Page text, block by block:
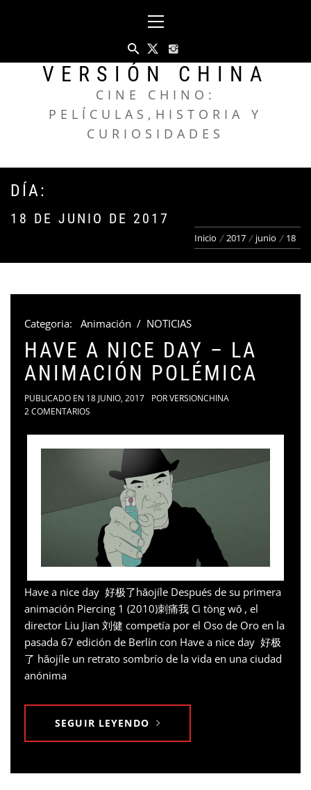
principal
VERSIÓN CHINA
CINE CHINO:
PELÍCULAS,HISTORIA Y
CURIOSIDADES
DÍA:
18 DE JUNIO DE 2017
Inicio 2017 junio 18
Categoria: Animación / NOTICIAS
HAVE A NICE DAY – LA
ANIMACIÓN POLÉMICA
PUBLICADO EN 18 JUNIO, 2017 PORVERSIONCHINA
2 COMENTARIOS
Have a nice day 好极了hǎojíle Después de su primera
animación Piercing 1 (2010)刺痛我 Cì tòng wǒ , el
director Liu Jian 刘健 competía por el Oso de Oro en la
pasada 67 edición de Berlín con Have a nice day 好极
了 hǎojíle un retrato sombrío de la vida en una ciudad
anónima
SEGUIR LEYENDO